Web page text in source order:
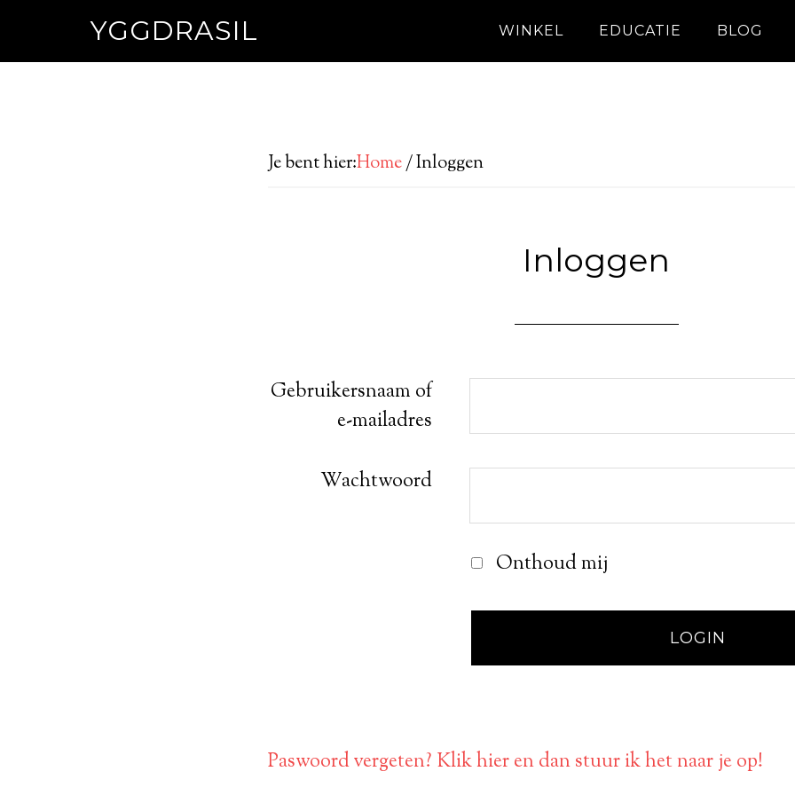
YGGDRASIL WINKEL EDUCATIE BLOG
Je bent hier:Home/Inloggen
Inloggen
Gebruikersnaam of
e-mailadres
Wachtwoord
Onthoud mij
Paswoord vergeten? Klik hier en dan stuur ik het naar je op!